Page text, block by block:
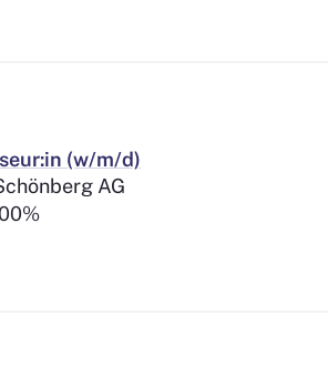
(w/m/d)
AG